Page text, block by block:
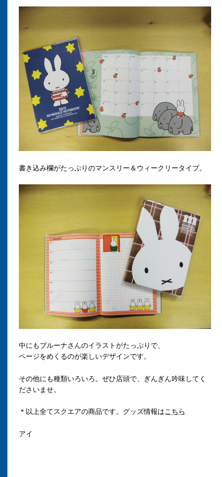
書き込み欄がたっぷりのマンスリー＆ウィークリータイプ。
中にもブルーナさんのイラストがたっぷりで、
ページをめくるのが楽しいデザインです。
その他にも種類いろいろ。ぜひ店頭で、ぎんぎん吟味してく
ださいませ。
＊以上全てスクエアの商品です。グッズ情報はこちら
アイ